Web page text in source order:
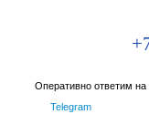
Оперативно ответим
Telegram